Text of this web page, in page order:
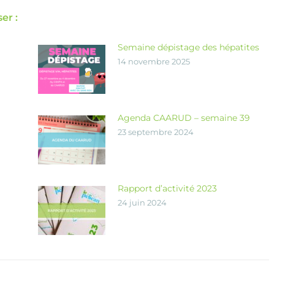
:
Semaine dépistage des hépatites
14 novembre 2025
Agenda CAARUD – semaine 39
23 septembre 2024
Rapport d’activité 2023
24 juin 2024